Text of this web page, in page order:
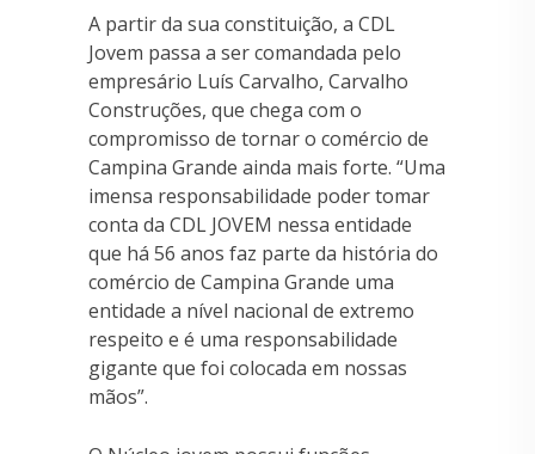
A partir da sua constituição, a CDL
Jovem passa a ser comandada pelo
empresário Luís Carvalho, Carvalho
Construções, que chega com o
compromisso de tornar o comércio de
Campina Grande ainda mais forte. “Uma
imensa responsabilidade poder tomar
conta da CDL JOVEM nessa entidade
que há 56 anos faz parte da história do
comércio de Campina Grande uma
entidade a nível nacional de extremo
respeito e é uma responsabilidade
gigante que foi colocada em nossas
mãos”.